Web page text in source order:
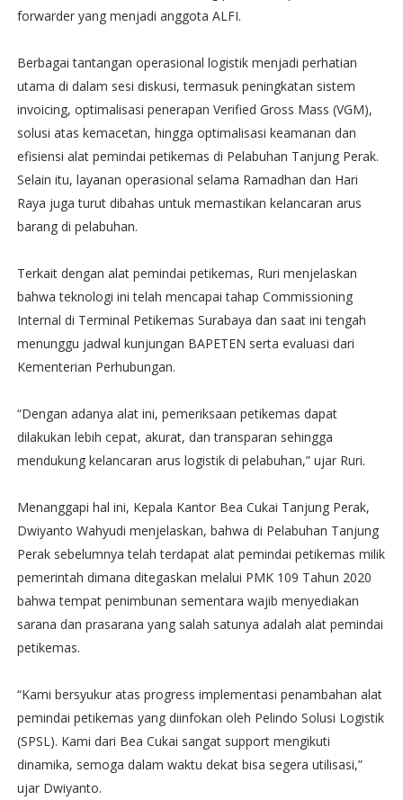
forwarder yang menjadi anggota ALFI.
Berbagai tantangan operasional logistik menjadi perhatian
utama di dalam sesi diskusi, termasuk peningkatan sistem
invoicing, optimalisasi penerapan Verified Gross Mass (VGM),
solusi atas kemacetan, hingga optimalisasi keamanan dan
efisiensi alat pemindai petikemas di Pelabuhan Tanjung Perak.
Selain itu, layanan operasional selama Ramadhan dan Hari
Raya juga turut dibahas untuk memastikan kelancaran arus
barang di pelabuhan.
Terkait dengan alat pemindai petikemas, Ruri menjelaskan
bahwa teknologi ini telah mencapai tahap Commissioning
Internal di Terminal Petikemas Surabaya dan saat ini tengah
menunggu jadwal kunjungan BAPETEN serta evaluasi dari
Kementerian Perhubungan.
“Dengan adanya alat ini, pemeriksaan petikemas dapat
dilakukan lebih cepat, akurat, dan transparan sehingga
mendukung kelancaran arus logistik di pelabuhan,” ujar Ruri.
Menanggapi hal ini, Kepala Kantor Bea Cukai Tanjung Perak,
Dwiyanto Wahyudi menjelaskan, bahwa di Pelabuhan Tanjung
Perak sebelumnya telah terdapat alat pemindai petikemas milik
pemerintah dimana ditegaskan melalui PMK 109 Tahun 2020
bahwa tempat penimbunan sementara wajib menyediakan
sarana dan prasarana yang salah satunya adalah alat pemindai
petikemas.
“Kami bersyukur atas progress implementasi penambahan alat
pemindai petikemas yang diinfokan oleh Pelindo Solusi Logistik
(SPSL). Kami dari Bea Cukai sangat support mengikuti
dinamika, semoga dalam waktu dekat bisa segera utilisasi,”
ujar Dwiyanto.